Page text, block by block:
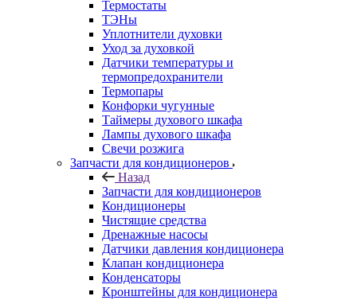
Термостаты
ТЭНы
Уплотнители духовки
Уход за духовкой
Датчики температуры и
термопредохранители
Термопары
Конфорки чугунные
Таймеры духового шкафа
Лампы духового шкафа
Свечи розжига
Запчасти для кондиционеров
Назад
Запчасти для кондиционеров
Кондиционеры
Чистящие средства
Дренажные насосы
Датчики давления кондиционера
Клапан кондиционера
Конденсаторы
Кронштейны для кондиционера